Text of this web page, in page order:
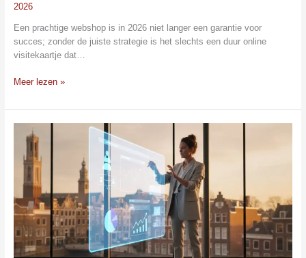
2026
Een prachtige webshop is in 2026 niet langer een garantie voor
succes; zonder de juiste strategie is het slechts een duur online
visitekaartje dat…
Meer lezen »
Webshop
Laten
Ontwikkelen:
Gids
voor
een
Winstgevende
Online
Winkel